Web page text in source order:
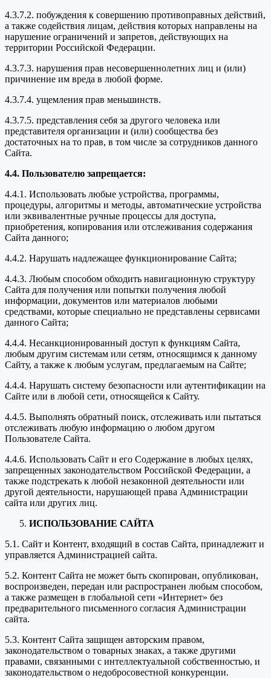
4.3.7.2. побуждения к совершению противоправных действий,
а также содействия лицам, действия которых направлены на
нарушение ограничений и запретов, действующих на
территории Российской Федерации.
4.3.7.3. нарушения прав несовершеннолетних лиц и (или)
причинение им вреда в любой форме.
4.3.7.4. ущемления прав меньшинств.
4.3.7.5. представления себя за другого человека или
представителя организации и (или) сообщества без
достаточных на то прав, в том числе за сотрудников данного
Сайта.
4.4. Пользователю запрещается:
4.4.1. Использовать любые устройства, программы,
процедуры, алгоритмы и методы, автоматические устройства
или эквивалентные ручные процессы для доступа,
приобретения, копирования или отслеживания содержания
Сайта данного;
4.4.2. Нарушать надлежащее функционирование Сайта;
4.4.3. Любым способом обходить навигационную структуру
Сайта для получения или попытки получения любой
информации, документов или материалов любыми
средствами, которые специально не представлены сервисами
данного Сайта;
4.4.4. Несанкционированный доступ к функциям Сайта,
любым другим системам или сетям, относящимся к данному
Сайту, а также к любым услугам, предлагаемым на Сайте;
4.4.4. Нарушать систему безопасности или аутентификации на
Сайте или в любой сети, относящейся к Сайту.
4.4.5. Выполнять обратный поиск, отслеживать или пытаться
отслеживать любую информацию о любом другом
Пользователе Сайта.
4.4.6. Использовать Сайт и его Содержание в любых целях,
запрещенных законодательством Российской Федерации, а
также подстрекать к любой незаконной деятельности или
другой деятельности, нарушающей права Администрации
сайта или других лиц.
ИСПОЛЬЗОВАНИЕ САЙТА
5.1. Сайт и Контент, входящий в состав Сайта, принадлежит и
управляется Администрацией сайта.
5.2. Контент Сайта не может быть скопирован, опубликован,
воспроизведен, передан или распространен любым способом,
а также размещен в глобальной сети «Интернет» без
предварительного письменного согласия Администрации
сайта.
5.3. Контент Сайта защищен авторским правом,
законодательством о товарных знаках, а также другими
правами, связанными с интеллектуальной собственностью, и
законодательством о недобросовестной конкуренции.